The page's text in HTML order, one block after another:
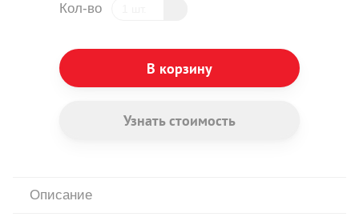
Кол-во
В корзину
Узнать стоимость
Описание